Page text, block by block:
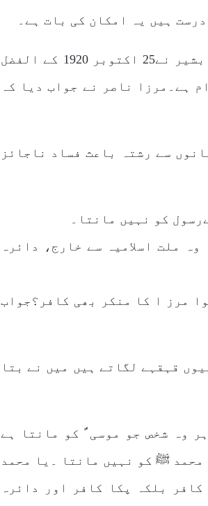
ہیں یہ امکان کی بات ہے۔
اٹارنی جنرل یحیی بختیار صاحب نے سوال کیا کہ مرزا بشیر نے25 اکتوبر 1920 کے الفضل
ہے۔مرزا ناصر نے جواب دیا کہ
سے رشتہ باعث فساد ناجائز
کو نہیں مانتا۔
ملت اسلامیہ سے خارج، دائرہ
مرز ا کا منکر بھی کافر؟جواب
قہقہے لگاتے ہیں میں نے بتا
صفحہ 110 پر لکھا ہے کہ ہر وہ شخص جو موسی ؑ کو مانتا ہے
محمد ﷺ کو نہیں مانتا ۔یا محمد
بلکہ پکا کافر اور دائرہ